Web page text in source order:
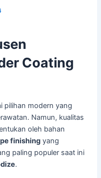
Coating
pilihan modern yang
Namun, kualitas
oleh bahan
finishing yang
paling populer saat ini
.